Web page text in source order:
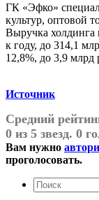
ГК «Эфко»
культур, оптовой
Выручка холдинга
к году, до 314,1
12,8%, до 3,9 млрд
Источник
Средний
0 из 5 звезд. 0
Вам нужно
проголосовать.